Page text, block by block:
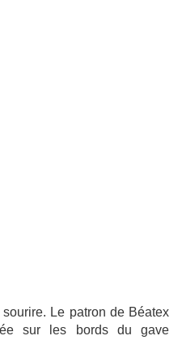
Le patron de Béatex
sur les bords du gave